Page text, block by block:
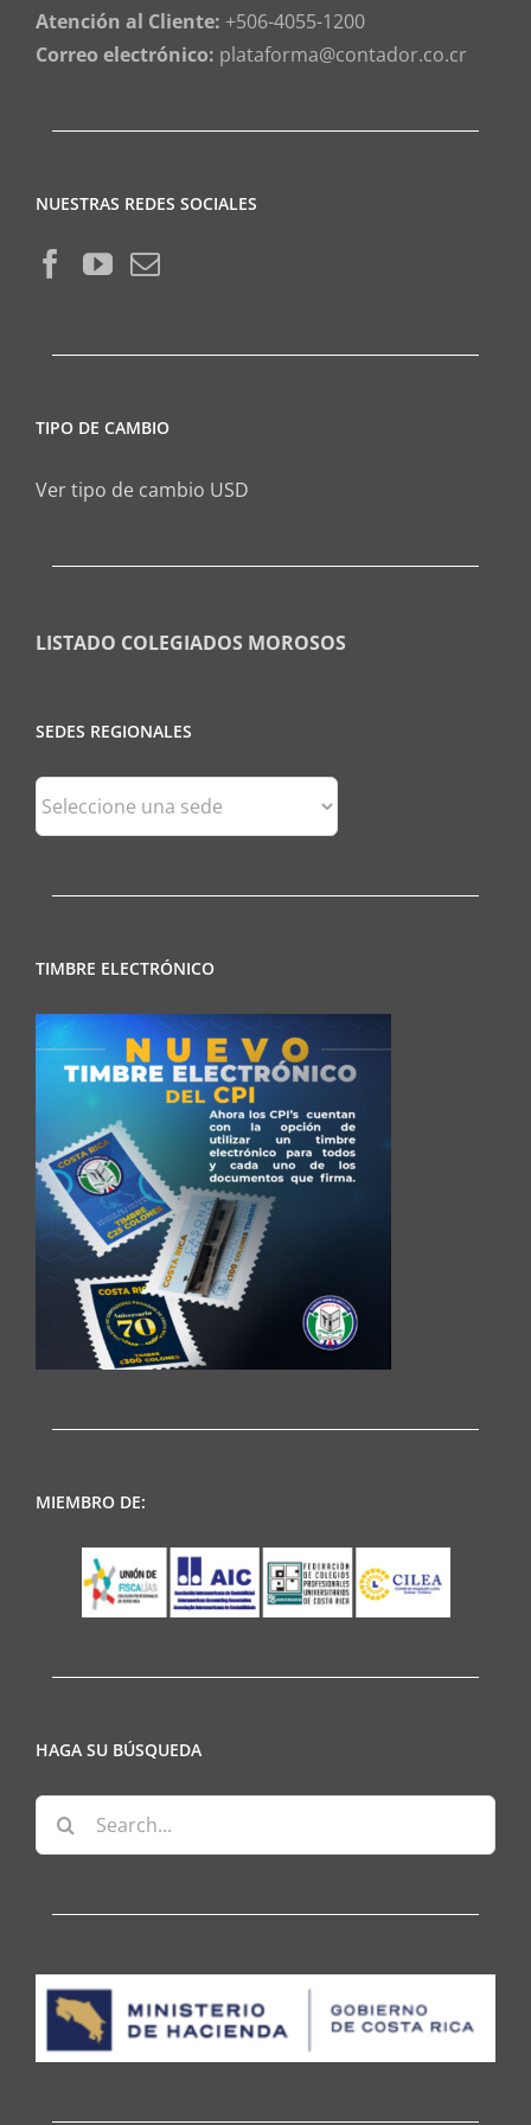
Atención al Cliente: +506-4055-1200
Correo electrónico: plataforma@contador.co.cr
NUESTRAS REDES SOCIALES
TIPO DE CAMBIO
Ver tipo de cambio USD
LISTADO COLEGIADOS MOROSOS
SEDES REGIONALES
Sedes
Regionales
TIMBRE ELECTRÓNICO
MIEMBRO DE:
HAGA SU BÚSQUEDA
Search
for: